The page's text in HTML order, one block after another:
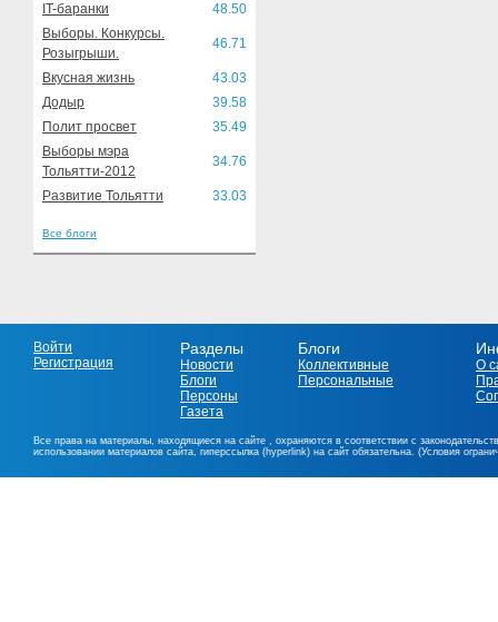
IT-баранки
48.50
Выборы. Конкурсы.
Розыгрыши.
46.71
Вкусная жизнь
43.03
Додыр
39.58
Полит просвет
35.49
Выборы мэра
Тольятти-2012
34.76
Развитие Тольятти 33.03
Все блоги
Войти
Регистрация
Разделы
Новости
Блоги
Персоны
Газета
Блоги
Коллективные
Персональные
О
Все права на материалы, находящиеся на сайте , охраняются в соответствии с
использовании материалов сайта, гиперссылка (hyperlink) на сайт обязательна. (Условия